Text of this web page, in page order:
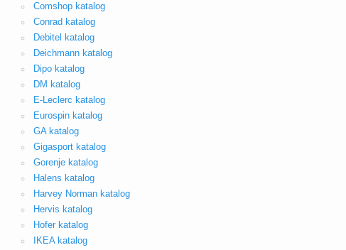
Comshop katalog
Conrad katalog
Debitel katalog
Deichmann katalog
Dipo katalog
DM katalog
E-Leclerc katalog
Eurospin katalog
GA katalog
Gigasport katalog
Gorenje katalog
Halens katalog
Harvey Norman katalog
Hervis katalog
Hofer katalog
IKEA katalog